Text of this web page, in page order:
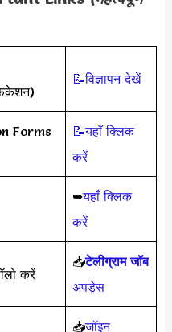
📝विज्ञापन देखें
Forms
📝यहाँ क्लिक
करें
➥यहाँ क्लिक
करें
करें
📥टेलीग्राम जॉब
अपड़ेस
📥जॉइन